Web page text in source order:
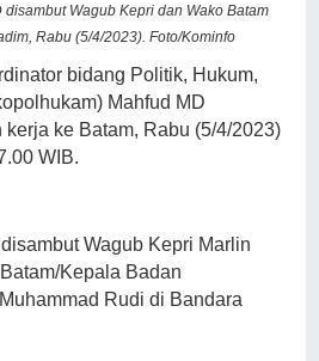
Wagub Kepri dan Wako Batam
Rabu (5/4/2023). Foto/Kominfo
bidang Politik, Hukum,
Mahfud MD
ke Batam, Rabu (5/4/2023)
WIB.
Wagub Kepri Marlin
Kepala Badan
Rudi di Bandara